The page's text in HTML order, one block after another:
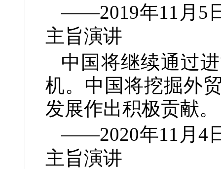
——2019年11月5
主旨演讲
中国将继续通过
机。中国将挖掘外
发展作出积极贡献。
——2020年11月4
主旨演讲